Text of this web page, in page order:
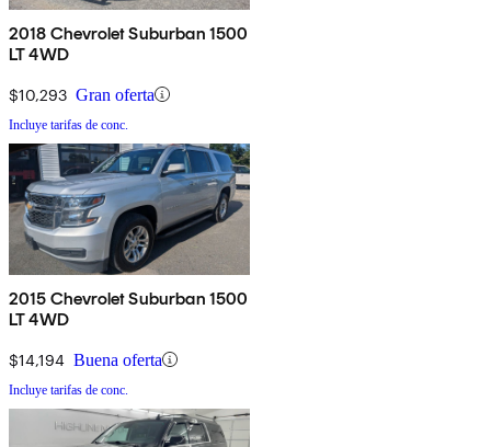
2018 Chevrolet Suburban 1500
LT 4WD
$10,293 Gran oferta
Incluye tarifas de conc.
2015 Chevrolet Suburban 1500
LT 4WD
$14,194 Buena oferta
Incluye tarifas de conc.